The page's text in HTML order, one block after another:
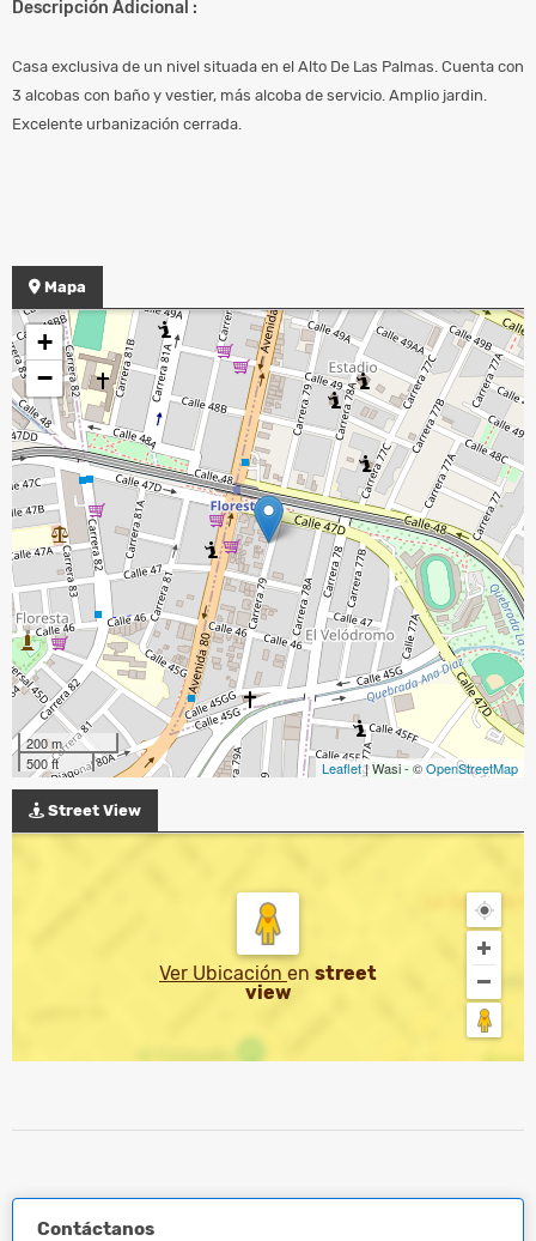
Descripción Adicional :
Casa exclusiva de un nivel situada en el Alto De Las Palmas. Cuenta con
3 alcobas con baño y vestier, más alcoba de servicio. Amplio jardin.
Excelente urbanización cerrada.
Mapa
+
−
200 m
500 ft
Leaflet| Wasi - ©OpenStreetMap
Street View
Ver Ubicación en street
view
Contáctanos